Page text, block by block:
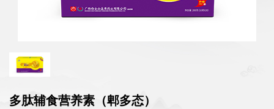
多肽辅食营养素（郫多态）